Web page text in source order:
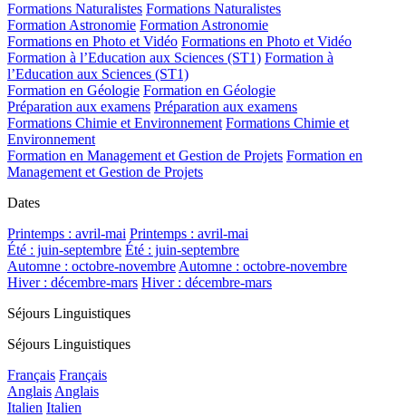
Formations Naturalistes Formations Naturalistes
Formation Astronomie Formation Astronomie
Formations en Photo et Vidéo Formations en Photo et Vidéo
Formation à l’Education aux Sciences (ST1) Formation à
l’Education aux Sciences (ST1)
Formation en Géologie Formation en Géologie
Préparation aux examens Préparation aux examens
Formations Chimie et Environnement Formations Chimie et
Environnement
Formation en Management et Gestion de Projets Formation en
Management et Gestion de Projets
Dates
Printemps : avril-mai Printemps : avril-mai
Été : juin-septembre Été : juin-septembre
Automne : octobre-novembreAutomne : octobre-novembre
Hiver : décembre-mars Hiver : décembre-mars
Séjours Linguistiques
Séjours Linguistiques
Français Français
AnglaisAnglais
Italien Italien